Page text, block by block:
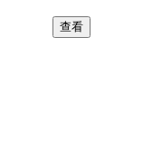
查看